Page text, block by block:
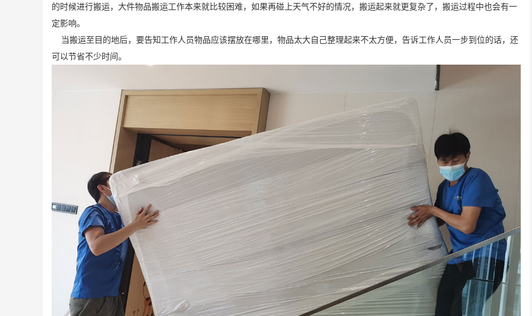
的时候进行搬运，大件物品搬运工作本来就比较困难，如果再碰上天气不好的情况，搬运起来就更复杂了，搬运过程中也会有一
定影响。
当搬运至目的地后，要告知工作人员物品应该摆放在哪里，物品太大自己整理起来不太方便，告诉工作人员一步到位的话，还
可以节省不少时间。
深圳居民搬家
前联系的搬家，客服很快就
联系我并详细说明...
深圳日式精品搬家案例
师傅很积极，全程都没让我
们帮忙，我们次搬...
龙华某小学搬迁
位于深圳龙华的某小学由于
发展需要搬迁，经...
深圳居民搬家
前联系的搬家，客服很快就
联系我并详细说明...
师傅很积极，全程都没
们帮忙，我们次搬...